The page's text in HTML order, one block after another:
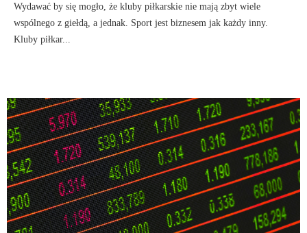
Wydawać by się mogło, że kluby piłkarskie nie mają zbyt wiele
wspólnego z giełdą, a jednak. Sport jest biznesem jak każdy inny.
Kluby piłkar...